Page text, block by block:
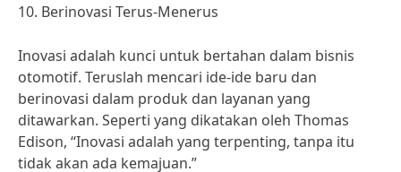
10. Berinovasi Terus-Menerus
Inovasi adalah kunci untuk bertahan dalam bisnis
otomotif. Teruslah mencari ide-ide baru dan
berinovasi dalam produk dan layanan yang
ditawarkan. Seperti yang dikatakan oleh Thomas
Edison, “Inovasi adalah yang terpenting, tanpa itu
tidak akan ada kemajuan.”